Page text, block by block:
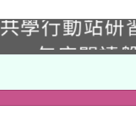
公告(無人
學行動站研
115年度閱讀
講師名單